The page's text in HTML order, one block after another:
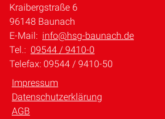
Kraibergstraße 6
96148 Baunach
E-Mail: info@hsg-baunach.de
Tel.: 09544 / 9410-0
Telefax: 09544 / 9410-50
Impressum
Datenschutzerklärung
AGB